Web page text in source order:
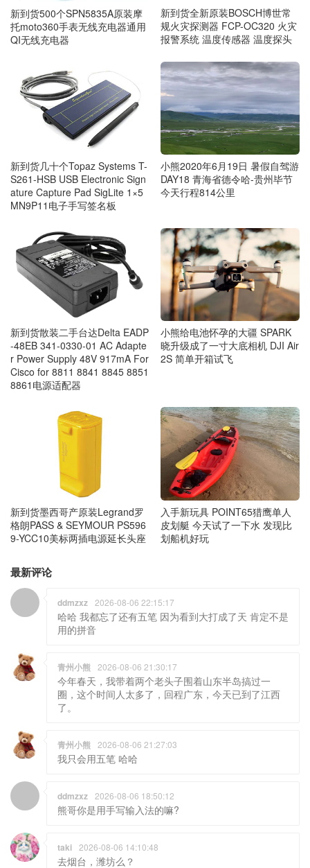
新到货500个SPN5835A原装摩
托moto360手表无线充电器通用
QI无线充电器
新到货全新原装BOSCH博世常
规火灾探测器 FCP-OC320 火灾
报警系统 温度传感器 温度探头
新到货几十个Topaz Systems T-
S261-HSB USB Electronic Sign
ature Capture Pad SigLite 1×5
MN9P11电子手写签名板
小熊2020年6月19日 暑假自驾游
DAY18 青海省德令哈-贵州毕节
今天行程814公里
新到货散装二手台达Delta EADP
-48EB 341-0330-01 AC Adapte
r Power Supply 48V 917mA For
Cisco for 8811 8841 8845 8851
8861电源适配器
小熊给电池怀孕的大疆 SPARK
晓升级成了一寸大底相机 DJI Air
2S 简单开箱试飞
新到货墨西哥产原装Legrand罗
格朗PASS & SEYMOUR PS596
9-YCC10美标两插电源延长头座
入手新玩具 POINT65猎鹰单人
皮划艇 今天试了一下水 发现比
划船机好玩
最新评论
ddmzxz 2026-08-06 22:15:17
哈哈 我都忘了还有五笔 因为看到大打成了天 肯定不是
用的拼音
青州小熊 2026-08-06 21:30:17
今年春天，我带着两个老头子围着山东半岛搞过一
圈，这个时间人太多了，回程广东，今天已到了江西
了。
青州小熊 2026-08-06 21:27:03
我只会用五笔 哈哈
ddmzxz 2026-08-06 18:50:12
熊哥你是用手写输入法的嘛?
taki 2026-08-06 14:10:48
去烟台，潍坊么？